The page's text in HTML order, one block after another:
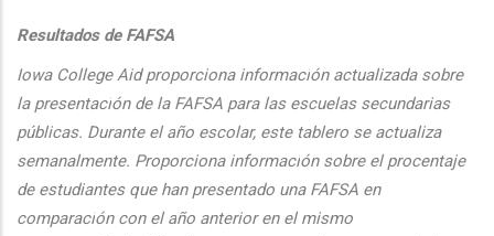
Resultados de FAFSA
Iowa College Aid proporciona información actualizada sobre
la presentación de la FAFSA para las escuelas secundarias
públicas. Durante el año escolar, este tablero se actualiza
semanalmente. Proporciona información sobre el procentaje
de estudiantes que han presentado una FAFSA en
comparación con el año anterior en el mismo